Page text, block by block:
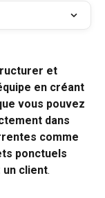
et
en créant
vous pouvez
dans
comme
ponctuels
un client.